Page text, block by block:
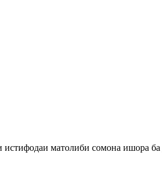
матолиби сомона ишора